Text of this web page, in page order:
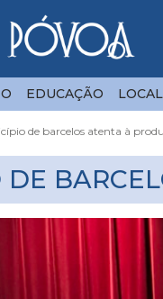
EDUCAÇÃO LOCAL
de barcelos atenta à